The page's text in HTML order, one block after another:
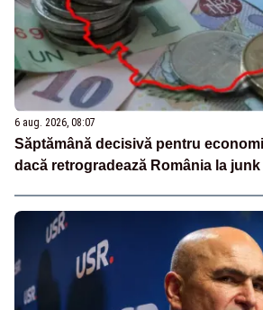
6 aug. 2026, 08:07
Săptămână decisivă pentru
dacă retrogradează România la junk